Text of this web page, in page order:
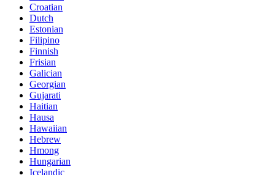
Croatian
Dutch
Estonian
Filipino
Finnish
Frisian
Galician
Georgian
Gujarati
Haitian
Hausa
Hawaiian
Hebrew
Hmong
Hungarian
Icelandic